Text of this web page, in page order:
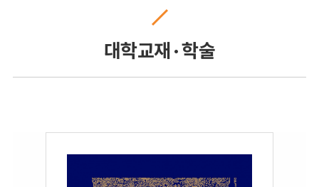
대학교재 · 학술